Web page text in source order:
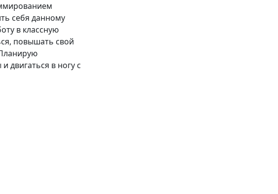
себя данному
в классную
повышать свой
двигаться в ногу с